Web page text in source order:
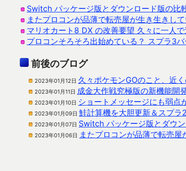
Switch パッケージ版とダウンロード版の比
またプロコンが品薄で転売屋が生き生きして
マリオカート8 DX の改善要望 久々に一人
プロコンそろそろ出始めている？ スプラ3バ
前後のブログ
2023年01月12日 久々ポケモンGOのこと、近
2023年01月11日 成金大作戦究極版の新機能開
2023年01月10日 ショートメッセージにも弱点
2023年01月09日 鮭計算機を大胆更新＆スプ
2023年01月07日 Switch パッケージ版とダウ
2023年01月06日 またプロコンが品薄で転売屋